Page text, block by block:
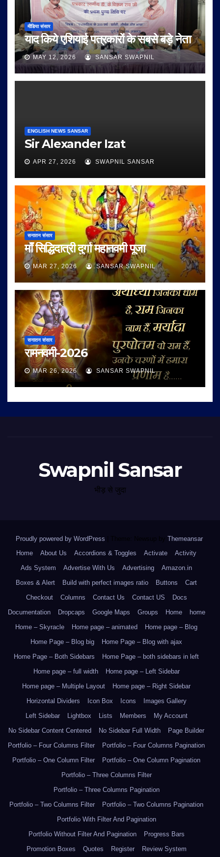
मीडिया संसार
याद किये एशियाई पत्रकारों के सबसे बड़े नेता
MAY 12, 2026 SANSAR SWAPNIL
ENGLISH NEWS SANSAR
Sir Alexander Izat
APR 27, 2026 SWAPNIL SANSAR
सनातन संसार
माँ सिद्धिदात्री दुर्गा महानवमी पूजा
MAR 27, 2026 SANSAR SWAPNIL
सनातन संसार
रामनवमी-2026
MAR 26, 2026 SANSAR SWAPNIL
Swapnil Sansar
भीड़ से जुदा
Proudly powered by WordPress Theme: Newsup by Themeansar.
Home
About Us Accordions & Toggles Activate
Activity
Ads System
Advertise With Us Advertising
Amazon.in
Boxes & Alert
Build with perfect images ratio Buttons
Cart
Checkout
Columns Contact Us Contact US
Docs
Documentation
Dropcaps Google Maps Groups Home
home
Home – Skyracle
Home page – animated
Home page – Blog
Home Page – Blog big
Home Page – Blog with ajax
Home Page – Both Sidebars
Home Page – both sidebars in left
Home page – full width
Home page – Left Sidebar
Home page – Multiple Layout
Home page – Right Sidebar
Horizontal Dividers
Icon Box Icons
Images Gallery
Left Sidebar
Lightbox Lists Members
My Account
No Sidebar Content Centered
No Sidebar Full Width
Page Builder
Portfolio – Four Columns Filter
Portfolio – Four Columns Pagination
Portfolio – One Column Filter
Portfolio – One Column Pagination
Portfolio – Three Columns Filter
Portfolio – Three Columns Pagination
Portfolio – Two Columns Filter
Portfolio – Two Columns Pagination
Portfolio With Filter And Pagination
Portfolio Without Filter And Pagination
Progress Bars
Promotion Boxes
Quotes Register Review System